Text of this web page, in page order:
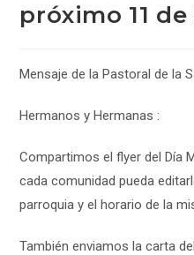
próximo 11
Mensaje de la Pastoral de la
Hermanos y Hermanas :
Compartimos el flyer del Día
cada comunidad pueda
parroquia y el horario de la
También enviamos la carta